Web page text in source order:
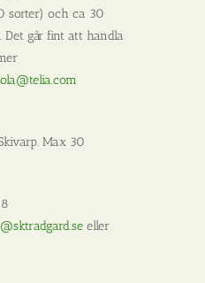
sorter) och ca 30
går fint att handla
Max 30
eller